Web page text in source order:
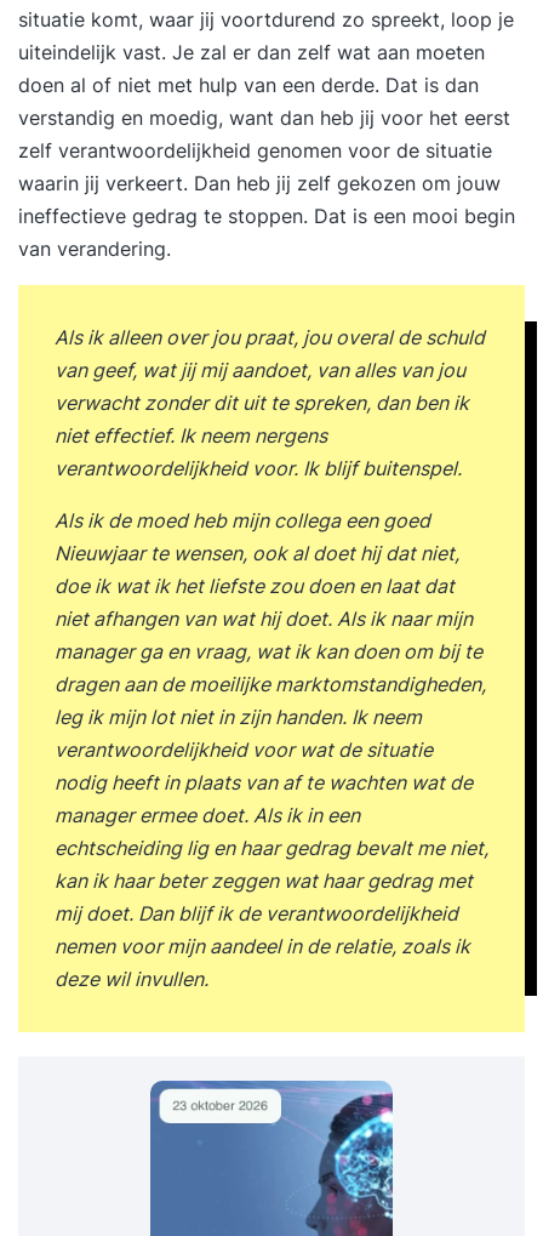
situatie komt, waar jij voortdurend zo spreekt, loop je
uiteindelijk vast. Je zal er dan zelf wat aan moeten
doen al of niet met hulp van een derde. Dat is dan
verstandig en moedig, want dan heb jij voor het eerst
zelf verantwoordelijkheid genomen voor de situatie
waarin jij verkeert. Dan heb jij zelf gekozen om jouw
ineffectieve gedrag te stoppen. Dat is een mooi begin
van verandering.
Als ik alleen over jou praat, jou overal de schuld
van geef, wat jij mij aandoet, van alles van jou
verwacht zonder dit uit te spreken, dan ben ik
niet effectief. Ik neem nergens
verantwoordelijkheid voor. Ik blijf buitenspel.
Als ik de moed heb mijn collega een goed
Nieuwjaar te wensen, ook al doet hij dat niet,
doe ik wat ik het liefste zou doen en laat dat
niet afhangen van wat hij doet. Als ik naar mijn
manager ga en vraag, wat ik kan doen om bij te
dragen aan de moeilijke marktomstandigheden,
leg ik mijn lot niet in zijn handen. Ik neem
verantwoordelijkheid voor wat de situatie
nodig heeft in plaats van af te wachten wat de
manager ermee doet. Als ik in een
echtscheiding lig en haar gedrag bevalt me niet,
kan ik haar beter zeggen wat haar gedrag met
mij doet. Dan blijf ik de verantwoordelijkheid
nemen voor mijn aandeel in de relatie, zoals ik
deze wil invullen.